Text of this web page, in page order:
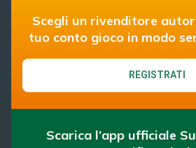
Scegli un rivenditore
tuo conto gioco in modo
REGISTRATI
Scarica l’app ufficiale